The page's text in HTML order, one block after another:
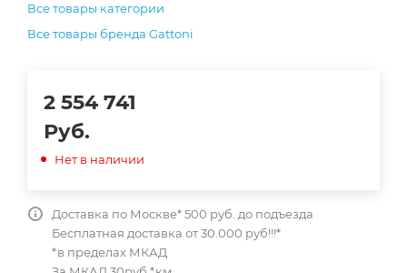
Все товары категории
Все товары бренда Gattoni
2 554 741
Руб.
Нет в наличии
Доставка по Москве* 500 руб. до подъезда
Бесплатная доставка от 30.000 руб!!!*
*в пределах МКАД